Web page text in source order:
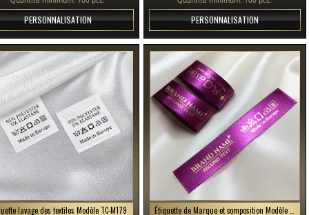
PERSONNALISATION PERSONNALISATION
lavage des textiles Modèle TC-M179 Étiquette de Marque et composition Modèle TL-M20